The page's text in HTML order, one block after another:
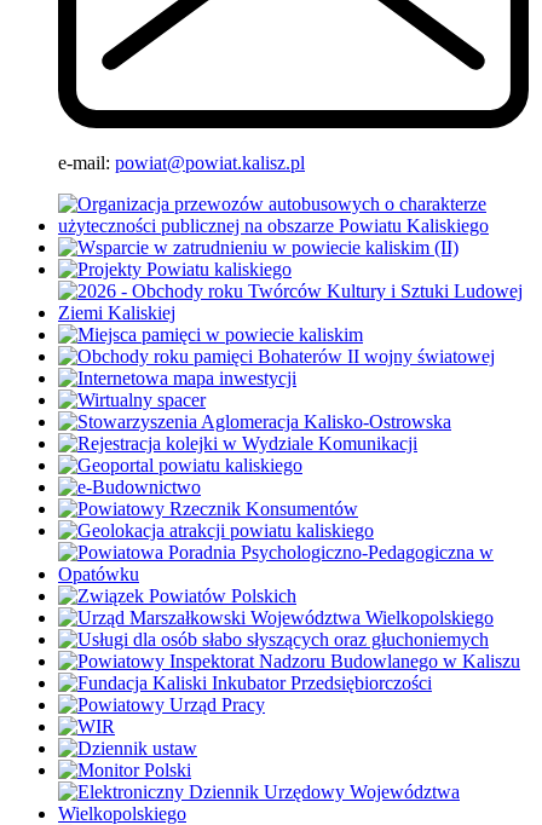
e-mail: powiat@powiat.kalisz.pl